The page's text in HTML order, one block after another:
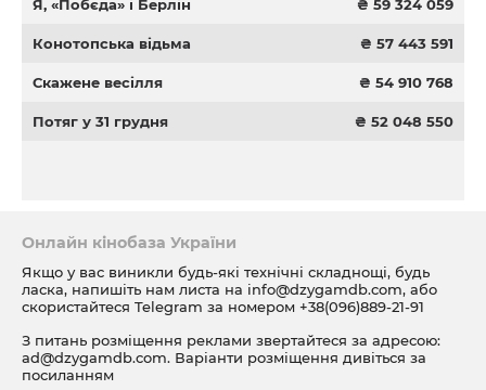
Я, «Побєда» і Берлін ₴ 59 324 059
Конотопська відьма ₴ 57 443 591
Скажене весілля ₴ 54 910 768
Потяг у 31 грудня ₴ 52 048 550
Онлайн кінобаза України
Якщо у вас виникли будь-які технічні складнощі, будь
ласка, напишіть нам листа на info@dzygamdb.com, або
скористайтеся Telegram за номером +38(096)889-21-91
З питань розміщення реклами звертайтеся за адресою:
ad@dzygamdb.com. Варіанти розміщення дивіться за
посиланням